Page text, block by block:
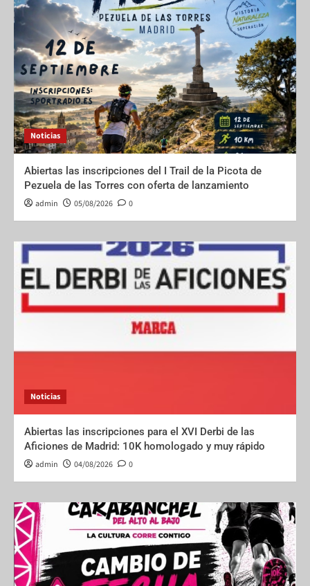
Noticias
Abiertas las inscripciones del I Trail de la Picota de
Pezuela de las Torres con oferta de lanzamiento
admin 05/08/2026 0
Noticias
Abiertas las inscripciones para el XVI Derbi de las
Aficiones de Madrid: 10K homologado y muy rápido
admin 04/08/2026 0